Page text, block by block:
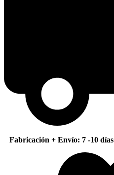
Fabricación + Envío: 7 -10 días